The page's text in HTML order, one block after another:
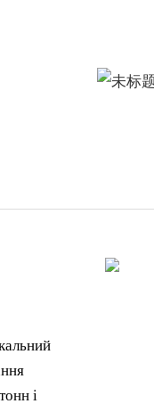
і